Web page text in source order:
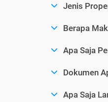
Jenis
Berapa
Apa Saja
Dokumen
Apa Saja